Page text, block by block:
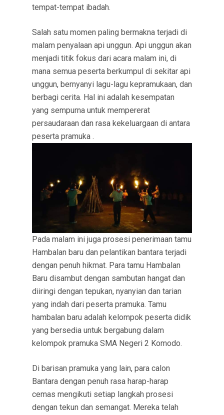
tempat-tempat ibadah.
Salah satu momen paling bermakna terjadi di
malam penyalaan api unggun. Api unggun akan
menjadi titik fokus dari acara malam ini, di
mana semua peserta berkumpul di sekitar api
unggun, bernyanyi lagu-lagu kepramukaan, dan
berbagi cerita. Hal ini adalah kesempatan
yang sempurna untuk mempererat
persaudaraan dan rasa kekeluargaan di antara
peserta pramuka .
Pada malam ini juga prosesi penerimaan tamu
Hambalan baru dan pelantikan bantara terjadi
dengan penuh hikmat. Para tamu Hambalan
Baru disambut dengan sambutan hangat dan
diiringi dengan tepukan, nyanyian dan tarian
yang indah dari peserta pramuka. Tamu
hambalan baru adalah kelompok peserta didik
yang bersedia untuk bergabung dalam
kelompok pramuka SMA Negeri 2 Komodo.
Di barisan pramuka yang lain, para calon
Bantara dengan penuh rasa harap-harap
cemas mengikuti setiap langkah prosesi
dengan tekun dan semangat. Mereka telah